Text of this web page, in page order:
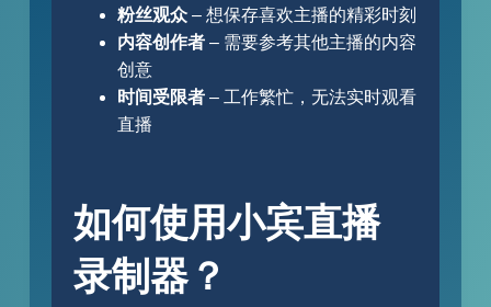
粉丝观众– 想保存喜欢主播的精彩时刻
内容创作者– 需要参考其他主播的内容
创意
时间受限者– 工作繁忙，无法实时观看
直播
如何使用小宾直播
录制器？